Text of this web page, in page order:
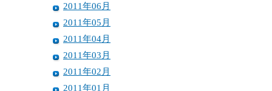
2011年06月
2011年05月
2011年04月
2011年03月
2011年02月
2011年01月